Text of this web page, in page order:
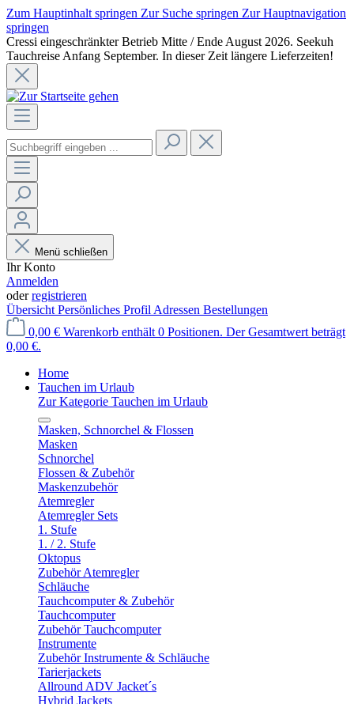
Zum Hauptinhalt springen Zur Suche springen Zur Hauptnavigation
springen
Cressi eingeschränkter Betrieb Mitte / Ende August 2026. Seekuh
Tauchreise Anfang September. In dieser Zeit längere Lieferzeiten!
Menü schließen
Ihr Konto
Anmelden
oderregistrieren
Übersicht Persönliches Profil Adressen Bestellungen
0,00 € Warenkorb enthält 0 Positionen. Der Gesamtwert beträgt
0,00 €.
Home
Tauchen im Urlaub
Zur Kategorie Tauchen im Urlaub
Masken, Schnorchel & Flossen
Masken
Schnorchel
Flossen & Zubehör
Maskenzubehör
Atemregler
Atemregler Sets
1. Stufe
1. / 2. Stufe
Oktopus
Zubehör Atemregler
Schläuche
Tauchcomputer & Zubehör
Tauchcomputer
Zubehör Tauchcomputer
Instrumente
Zubehör Instrumente & Schläuche
Tarierjackets
Allround ADV Jacket´s
Hybrid Jackets